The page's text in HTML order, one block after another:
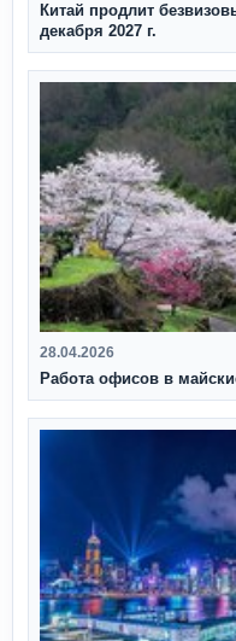
Китай продлит
декабря 2027 г.
28.04.2026
Работа офисов в